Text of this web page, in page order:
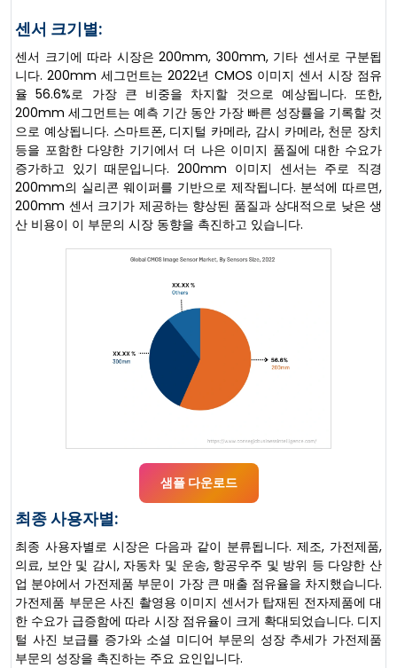
센서 크기별:
센서 크기에 따라 시장은 200mm, 300mm, 기타 센서로 구분됩
니다. 200mm 세그먼트는 2022년 CMOS 이미지 센서 시장 점유
율 56.6%로 가장 큰 비중을 차지할 것으로 예상됩니다. 또한,
200mm 세그먼트는 예측 기간 동안 가장 빠른 성장률을 기록할 것
으로 예상됩니다. 스마트폰, 디지털 카메라, 감시 카메라, 천문 장치
등을 포함한 다양한 기기에서 더 나은 이미지 품질에 대한 수요가
증가하고 있기 때문입니다. 200mm 이미지 센서는 주로 직경
200mm의 실리콘 웨이퍼를 기반으로 제작됩니다. 분석에 따르면,
200mm 센서 크기가 제공하는 향상된 품질과 상대적으로 낮은 생
산 비용이 이 부문의 시장 동향을 촉진하고 있습니다.
샘플 다운로드
최종 사용자별:
최종 사용자별로 시장은 다음과 같이 분류됩니다. 제조, 가전제품,
의료, 보안 및 감시, 자동차 및 운송, 항공우주 및 방위 등 다양한 산
업 분야에서 가전제품 부문이 가장 큰 매출 점유율을 차지했습니다.
가전제품 부문은 사진 촬영용 이미지 센서가 탑재된 전자제품에 대
한 수요가 급증함에 따라 시장 점유율이 크게 확대되었습니다. 디지
털 사진 보급률 증가와 소셜 미디어 부문의 성장 추세가 가전제품
부문의 성장을 촉진하는 주요 요인입니다.